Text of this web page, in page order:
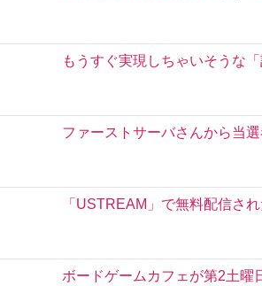
もうすぐ実現しちゃいそうな
ファーストサーバさんから当
「USTREAM」で無料配信さ
ボードゲームカフェが第2土曜